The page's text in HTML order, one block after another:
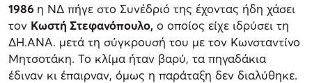
1986 η ΝΔ πήγε στο Συνέδριό της έχοντας ήδη χάσει
τον Κωστή Στεφανόπουλο, ο οποίος είχε ιδρύσει τη
ΔΗ.ΑΝΑ. μετά τη σύγκρουσή του με τον Κωνσταντίνο
Μητσοτάκη. Το κλίμα ήταν βαρύ, τα πηγαδάκια
έδιναν κι έπαιρναν, όμως η παράταξη δεν διαλύθηκε.